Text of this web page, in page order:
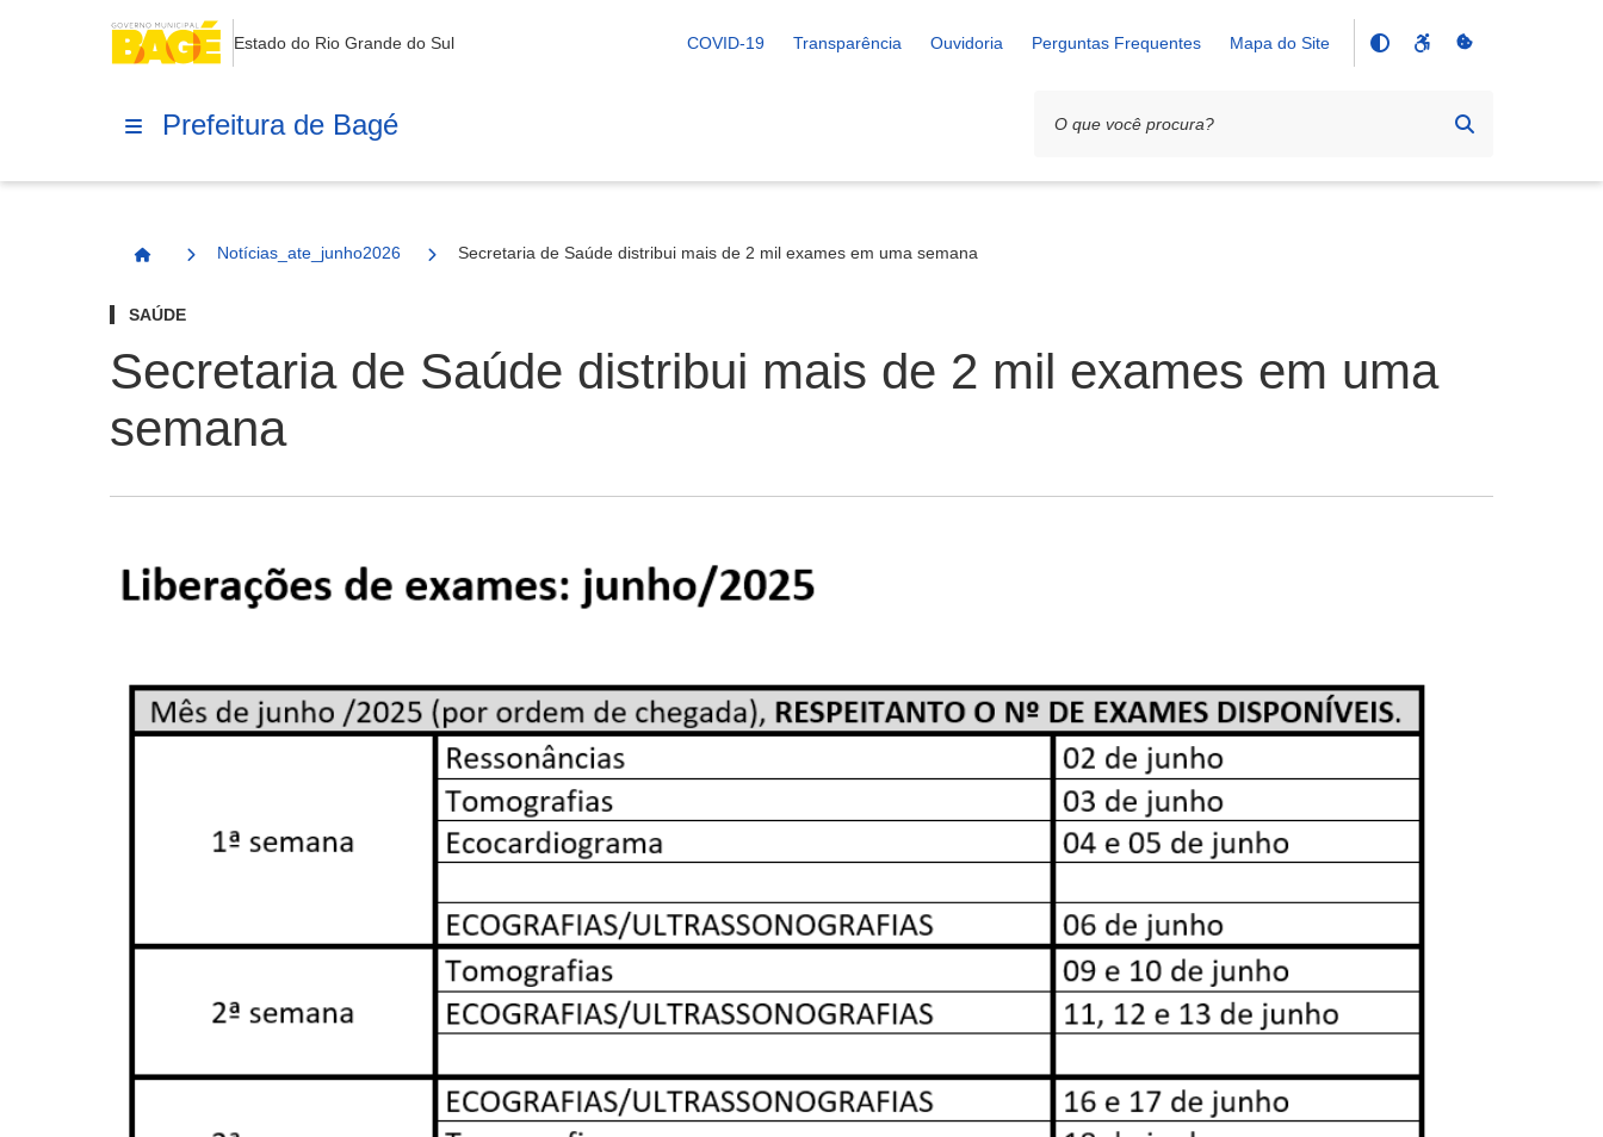
Estado do Rio Grande do Sul COVID-19 Transparência Ouvidoria Perguntas Frequentes Mapa do Site
Prefeitura de Bagé
Página Inicial
Notícias_ate_junho2026 Secretaria de Saúde distribui mais de 2 mil exames em uma semana
SAÚDE
Secretaria de Saúde distribui mais de 2 mil exames em uma
semana